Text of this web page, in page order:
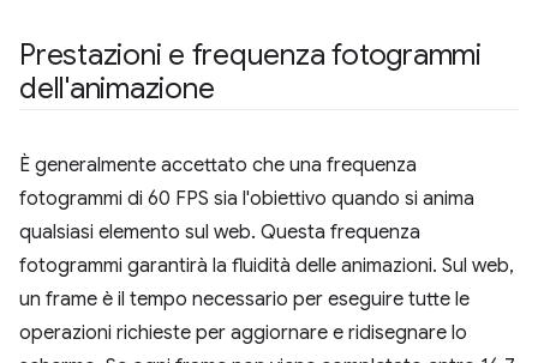
Prestazioni e frequenza fotogrammi
dell'animazione
È generalmente accettato che una frequenza
fotogrammi di 60 FPS sia l'obiettivo quando si anima
qualsiasi elemento sul web. Questa frequenza
fotogrammi garantirà la fluidità delle animazioni. Sul web,
un frame è il tempo necessario per eseguire tutte le
operazioni richieste per aggiornare e ridisegnare lo